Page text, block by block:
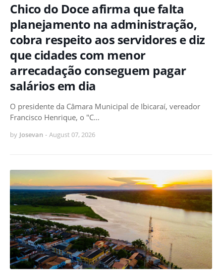
Chico do Doce afirma que falta
planejamento na administração,
cobra respeito aos servidores e diz
que cidades com menor
arrecadação conseguem pagar
salários em dia
O presidente da Câmara Municipal de Ibicaraí, vereador
Francisco Henrique, o "C…
by Josevan - August 07, 2026